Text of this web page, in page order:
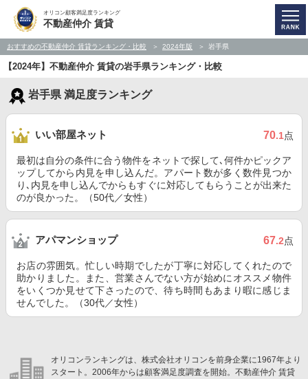
オリコン顧客満足度ランキング
不動産仲介 賃貸
おすすめの不動産仲介 賃貸ランキング・比較 2024年版 岩手県
【2024年】不動産仲介 賃貸の岩手県ランキング・比較
岩手県 満足度ランキング
いい部屋ネット 70.1点
最初は自分の条件に合う物件をネットで探して､何件かピックア
ップしてから内見を申し込んだ。アパート数が多く数件見つか
り､内見を申し込んでからもすぐに対応してもらうことが出来た
のが良かった。（50代／女性）
アパマンショップ 67.2点
お店の雰囲気。忙しい時期でしたが丁寧に対応してくれたので
助かりました。また、営業さんでない方が始めにオススメ物件
をいくつか見せて下さったので、待ち時間もあまり暇に感じま
せんでした。（30代／女性）
オリコンランキングは、株式会社オリコンを前身企業に1967年より
スタート。2006年からは顧客満足度調査を開始。不動産仲介 賃貸